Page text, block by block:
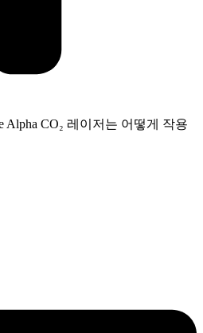
Alpha CO₂ 레이저는 어떻게 작용